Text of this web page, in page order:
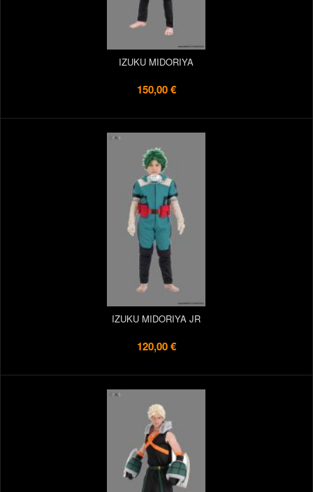
IZUKU MIDORIYA
150,00 €
IZUKU MIDORIYA JR
120,00 €